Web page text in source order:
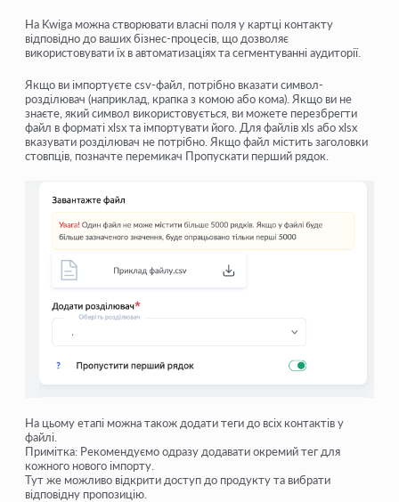
На Kwiga можна створювати власні поляу картці контакту
відповідно до ваших бізнес-процесів, що дозволяє
використовувати їх в автоматизаціях та сегментуванні аудиторії.
Якщо ви імпортуєтеcsv-файл , потрібно вказатисимвол-
розділювач (наприклад, крапка з комою або кома). Якщо ви не
знаєте, який символ використовується, ви можете перезбрегти
файл в форматіxlsxта імпортувати його. Для файлівxls абоxlsx
вказувати розділювач не потрібно. Якщо файл міститьзаголовки
стовпців , позначте перемикач Пропускати перший рядок
На цьому етапі можна також додати теги до всіх контактів у
файлі.
Примітка: Рекомендуємо одразу додавати окремий тег для
кожного нового імпорту.
Тут же можливо відкрити доступ до продукту та вибрати
відповідну пропозицію